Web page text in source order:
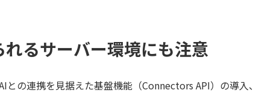
るサーバー環境にも注意
の連携を見据えた基盤機能（Connectors API）の導入、